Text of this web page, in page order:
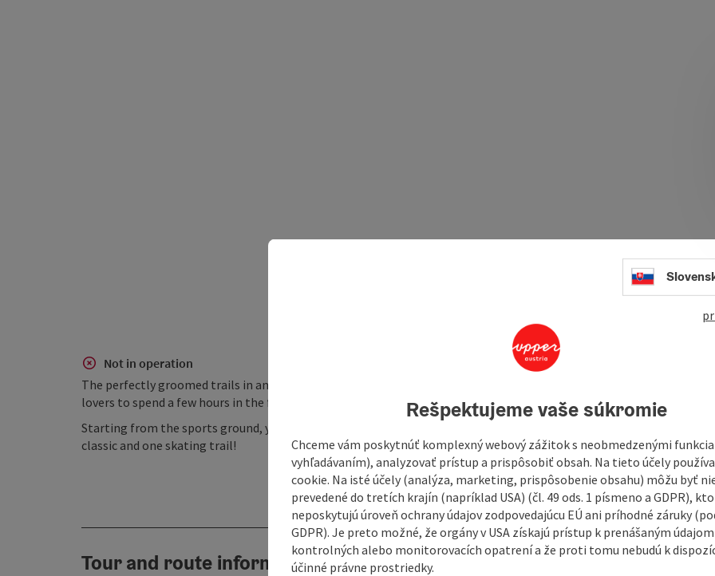
4211
Not in operation
The perfectly groomed trails in and around Alberndorf invite all cross-country skiing enthusiasts and nature
lovers to spend a few hours in the fresh air.
Starting from the sports ground, you can run a loop close to the village on a relatively flat trail. There are 2
classic and one skating trail!
Tour and route information
Rešpektujeme vaše súkromie
Chceme vám poskytnúť komplexný webový zážitok s neobmedzenými
vyhľadávaním), analyzovať prístup a prispôsobiť obsah. Na tieto účely
cookie. Na isté účely (analýza, marketing, prispôsobenie obsahu) môžu byť
prevedené do tretích krajín (napríklad USA) (čl. 49 ods. 1 písmeno a GDPR),
neposkytujú úroveň ochrany údajov zodpovedajúcu EÚ ani príhodné záruky
GDPR). Je preto možné, že orgány v USA získajú prístup k prenášaným
kontrolných alebo monitorovacích opatrení a že proti tomu nebudú k
účinné právne prostriedky.